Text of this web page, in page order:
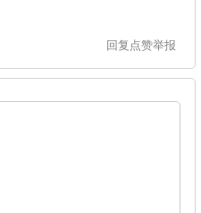
回复 点赞举报